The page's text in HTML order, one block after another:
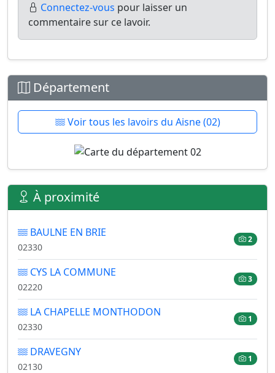
Connectez-vous pour laisser un
commentaire sur ce lavoir.
Département
Voir tous les lavoirs du Aisne (02)
À proximité
BAULNE EN BRIE
02330
2
CYS LA COMMUNE
02220
3
LA CHAPELLE MONTHODON
02330
1
DRAVEGNY
02130
1